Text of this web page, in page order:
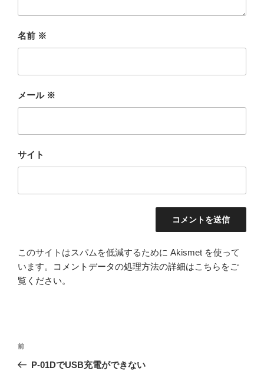
名前 ※
メール ※
サイト
このサイトはスパムを低減するために Akismet を使って
います。
コメントデータの処理方法の詳細はこちらをご
覧ください。
投
前
の
前
P-01DでUSB充電ができない